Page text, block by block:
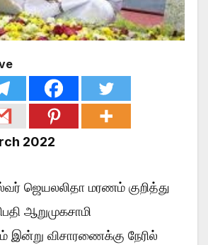
2022
ஜெயலலிதா மரணம் குறித்து
ஆறுமுகசாமி
விசாரணைக்கு நேரில்